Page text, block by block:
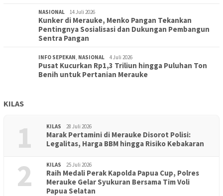
NASIONAL 14 Juli 2026
Kunker di Merauke, Menko Pangan Tekankan
Pentingnya Sosialisasi dan Dukungan Pembangun
Sentra Pangan
INFO SEPEKAN, NASIONAL 4 Juli 2026
Pusat Kucurkan Rp1,3 Triliun hingga Puluhan Ton
Benih untuk Pertanian Merauke
KILAS
1 KILAS 28 Juli 2026
Marak Pertamini di Merauke Disorot Polisi:
Legalitas, Harga BBM hingga Risiko Kebakaran
2 KILAS 25 Juli 2026
Raih Medali Perak Kapolda Papua Cup, Polres
Merauke Gelar Syukuran Bersama Tim Voli
Papua Selatan